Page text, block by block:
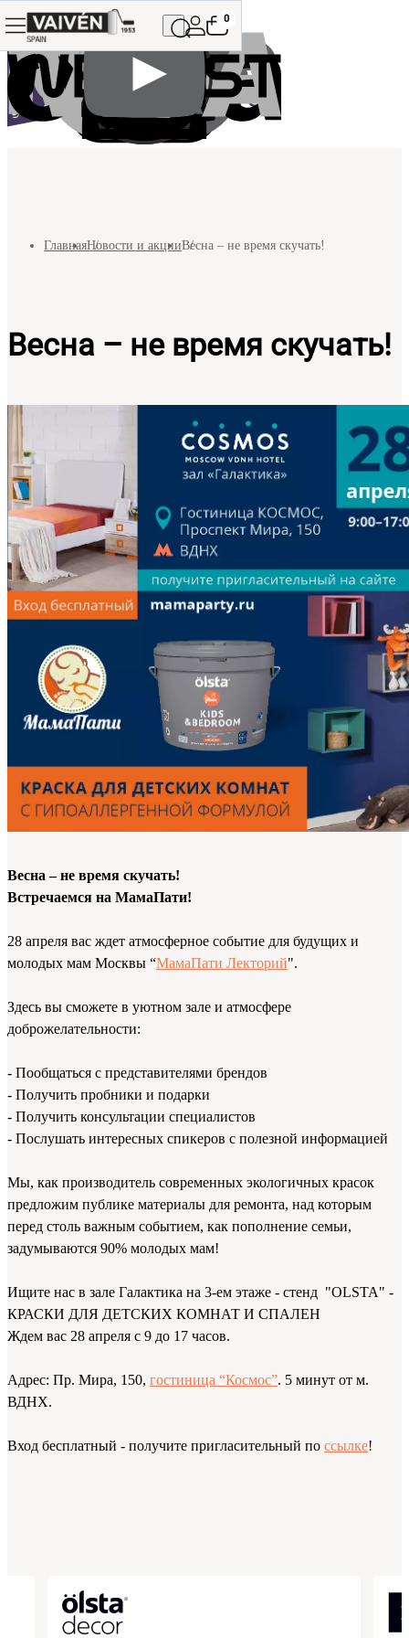
0
ГлавнаяНовости и акцииВесна – не время скучать!
Весна – не время скучать!
Весна – не время скучать!
Встречаемся на МамаПати!
28 апреля вас ждет атмосферное событие для будущих и
молодых мам Москвы “МамаПати Лекторий".
Здесь вы сможете в уютном зале и атмосфере
доброжелательности:
- Пообщаться с представителями брендов
- Получить пробники и подарки
- Получить консультации специалистов
- Послушать интересных спикеров с полезной информацией
Мы, как производитель современных экологичных красок
предложим публике материалы для ремонта, над которым
перед столь важным событием, как пополнение семьи,
задумываются 90% молодых мам!
Ищите нас в зале Галактика на 3-ем этаже - стенд "OLSTA" -
КРАСКИ ДЛЯ ДЕТСКИХ КОМНАТ И СПАЛЕН
Ждем вас 28 апреля с 9 до 17 часов.
Адрес: Пр. Мира, 150, гостиница “Космос”. 5 минут от м.
ВДНХ.
Вход бесплатный - получите пригласительный по ссылке!